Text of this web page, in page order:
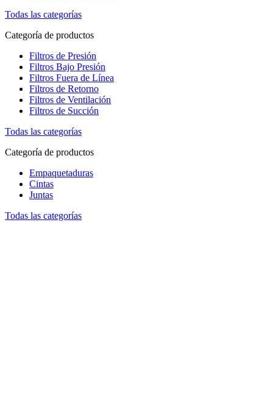
Todas las categorías
Categoría de productos
Filtros de Presión
Filtros Bajo Presión
Filtros Fuera de Línea
Filtros de Retorno
Filtros de Ventilación
Filtros de Succión
Todas las categorías
Categoría de productos
Empaquetaduras
Cintas
Juntas
Todas las categorías